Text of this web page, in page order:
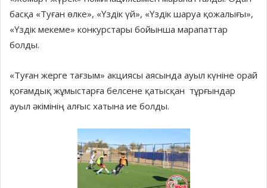
басқа «Туған өлке», «Үздік үй», «Үздік шаруа қожалығы»,
«Үздік мекеме» конкурстары бойынша марапаттар
болды.
«Туған жерге тағзым» акциясы аясында ауыл күніне орай
қоғамдық жұмыстарға белсене қатысқан тұрғындар
ауыл әкімінің алғыс хатына ие болды.